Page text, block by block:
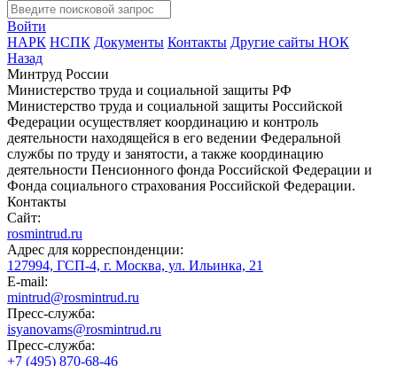
Войти
НАРК НСПК Документы Контакты Другие сайты НОК
Назад
Минтруд России
Министерство труда и социальной защиты РФ
Министерство труда и социальной защиты Российской
Федерации осуществляет координацию и контроль
деятельности находящейся в его ведении Федеральной
службы по труду и занятости, а также координацию
деятельности Пенсионного фонда Российской Федерации и
Фонда социального страхования Российской Федерации.
Контакты
Сайт:
rosmintrud.ru
Адрес для корреспонденции:
127994, ГСП-4, г. Москва, ул. Ильинка, 21
E-mail:
mintrud@rosmintrud.ru
Пресс-служба:
isyanovams@rosmintrud.ru
Пресс-служба:
+7 (495) 870-68-46